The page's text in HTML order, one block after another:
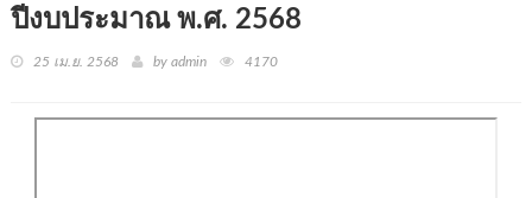
ปีงบประมาณ พ.ศ. 2568
25 เม.ย. 2568 by admin 4170